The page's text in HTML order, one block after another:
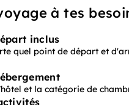
à tes
inclus
quel point de départ et
et la catégorie de